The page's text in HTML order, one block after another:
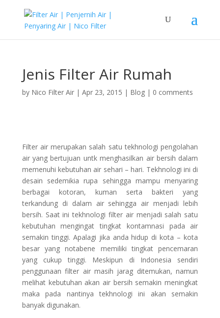
Jenis Filter Air Rumah
by Nico Filter Air| Apr 23, 2015 | Blog| 0 comments
Filter air merupakan salah satu tekhnologi pengolahan
air yang bertujuan untk menghasilkan air bersih dalam
memenuhi kebutuhan air sehari – hari. Tekhnologi ini di
desain sedemikia rupa sehingga mampu menyaring
berbagai kotoran, kuman serta bakteri yang
terkandung di dalam air sehingga air menjadi lebih
bersih. Saat ini tekhnologi filter air menjadi salah satu
kebutuhan mengingat tingkat kontamnasi pada air
semakin tinggi. Apalagi jika anda hidup di kota – kota
besar yang notabene memiliki tingkat pencemaran
yang cukup tinggi. Meskipun di Indonesia sendiri
penggunaan filter air masih jarag ditemukan, namun
melihat kebutuhan akan air bersih semakin meningkat
maka pada nantinya tekhnologi ini akan semakin
banyak digunakan.